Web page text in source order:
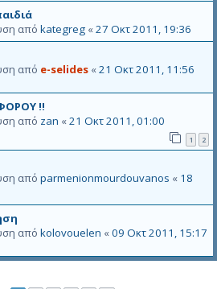
από kategreg «27 Οκτ 2011, 19:36
από e-selides «21 Οκτ 2011, 11:56
!!
από zan «21 Οκτ 2011, 01:00
1 2
από parmenionmourdouvanos « 18
από kolovouelen «09 Οκτ 2011, 15:17